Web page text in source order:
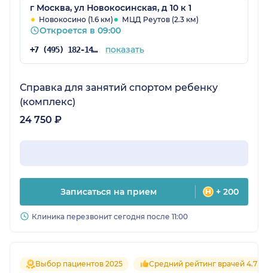
г Москва, ул Новокосинская, д 10 к 1
Новокосино (1.6 км) МЦД Реутов (2.3 км)
Откроется в 09:00
+7 (495) 182-14-53 показать
Справка для занятий спортом ребенку
(комплекс)
24 750 ₽
Записаться на прием + 200
Клиника перезвонит сегодня после 11:00
Выбор пациентов 2025 Средний рейтинг врачей 4.7